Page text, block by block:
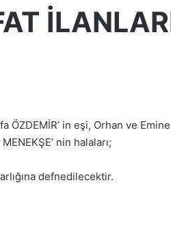
in eşi, Orhan ve
nin halaları;
defnedilecektir.